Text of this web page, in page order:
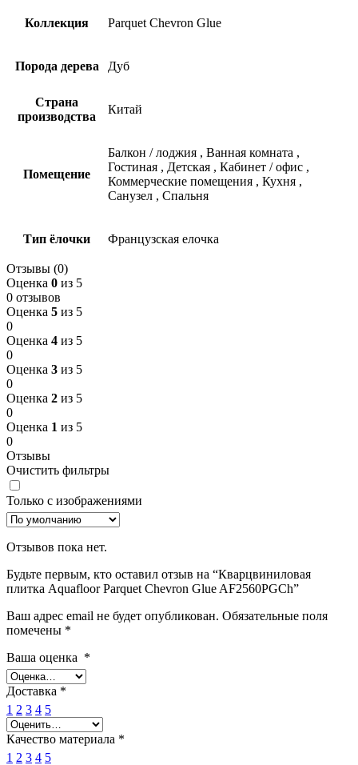
Коллекция Parquet Chevron Glue
Порода дерева Дуб
Страна
производства
Китай
Помещение
Балкон / лоджия , Ванная комната ,
Гостиная , Детская , Кабинет / офис ,
Коммерческие помещения , Кухня ,
Санузел , Спальня
Тип ёлочки Французская елочка
Отзывы (0)
Оценка 0 из 5
0 отзывов
Оценка 5 из 5
0
Оценка 4 из 5
0
Оценка 3 из 5
0
Оценка 2 из 5
0
Оценка 1 из 5
0
Отзывы
Очистить фильтры
Только с изображениями
Отзывов пока нет.
Будьте первым, кто оставил отзыв на “Кварцвиниловая
плитка Aquafloor Parquet Chevron Glue AF2560PGCh”
Ваш адрес email не будет опубликован. Обязательные поля
помечены *
Ваша оценка *
Доставка *
1 2 3 4 5
Качество материала *
1 2 3 4 5